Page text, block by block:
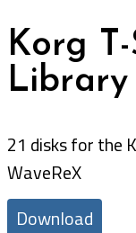
Korg
Library
21 disks for the
WaveReX
Download